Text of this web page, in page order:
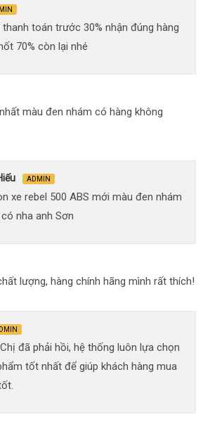
toán trước 30% nhận đúng hàng
70% còn lại nhé
màu đen nhám có hàng không
ADMIN
xe rebel 500 ABS mới màu đen nhám
nha anh Sơn
lượng, hàng chính hãng mình rất thích!
đã phải hồi, hệ thống luôn lựa chọn
tốt nhất để giúp khách hàng mua